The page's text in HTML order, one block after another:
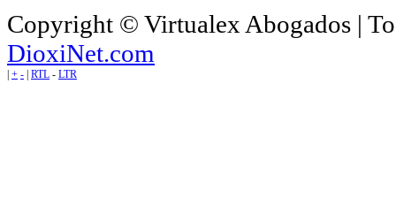
Copyright © Virtualex Abogados |
DioxiNet.com
| + - | RTL - LTR